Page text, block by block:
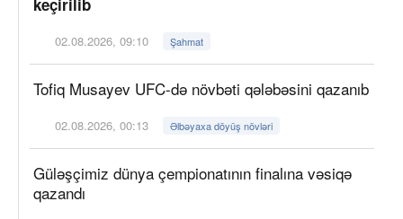
02.08.2026, 09:10 Şahmat
Tofiq Musayev UFC-də növbəti qələbəsini qazanıb
02.08.2026, 00:13 Əlbəyaxa döyüş növləri
Güləşçimiz dünya çempionatının finalına vəsiqə
qazandı